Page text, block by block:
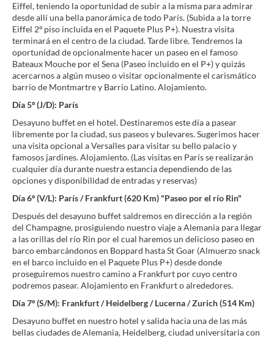
Eiffel, teniendo la oportunidad de subir a la misma para admirar
desde allí una bella panorámica de todo París. (Subida a la torre
Eiffel 2º piso incluida en el Paquete Plus P+). Nuestra visita
terminará en el centro de la ciudad. Tarde libre. Tendremos la
oportunidad de opcionalmente hacer un paseo en el famoso
Bateaux Mouche por el Sena (Paseo incluido en el P+) y quizás
acercarnos a algún museo o visitar opcionalmente el carismático
barrio de Montmartre y Barrio Latino. Alojamiento.
Día 5º (J/D): París
Desayuno buffet en el hotel. Destinaremos este día a pasear
libremente por la ciudad, sus paseos y bulevares. Sugerimos hacer
una visita opcional a Versalles para visitar su bello palacio y
famosos jardines. Alojamiento. (Las visitas en París se realizarán
cualquier día durante nuestra estancia dependiendo de las
opciones y disponibilidad de entradas y reservas)
Día 6º (V/L): París / Frankfurt (620 Km) "Paseo por el río Rin"
Después del desayuno buffet saldremos en dirección a la región
del Champagne, prosiguiendo nuestro viaje a Alemania para llegar
a las orillas del río Rin por el cual haremos un delicioso paseo en
barco embarcándonos en Boppard hasta St Goar (Almuerzo snack
en el barco incluido en el Paquete Plus P+) desde donde
proseguiremos nuestro camino a Frankfurt por cuyo centro
podremos pasear. Alojamiento en Frankfurt o alrededores.
Día 7º (S/M): Frankfurt / Heidelberg / Lucerna / Zurich (514 Km)
Desayuno buffet en nuestro hotel y salida hacia una de las más
bellas ciudades de Alemania, Heidelberg, ciudad universitaria con